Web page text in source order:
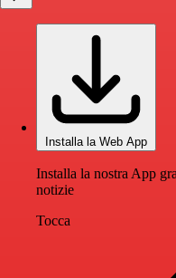
Installa la Web App
Installa la nostra App
notizie
Tocca